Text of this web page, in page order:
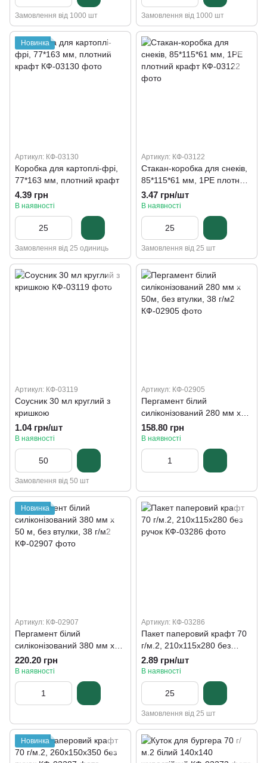
Замовлення від 1000 шт Замовлення від 1000 шт
Новинка
Артикул: КФ-03130
Коробка для картоплі-фрі,
77*163 мм, плотний крафт
4.39 грн
В наявності
Замовлення від 25 одиниць
Артикул: КФ-03122
Стакан-коробка для снеків,
85*115*61 мм, 1PE плотний
крафт
3.47 грн/шт
В наявності
Замовлення від 25 шт
Артикул: КФ-03119
Соусник 30 мл круглий з
кришкою
1.04 грн/шт
В наявності
Замовлення від 50 шт
Артикул: КФ-02905
Пергамент білий
силіконізований 280 мм х
50м, без втулки, 38 г/м2
158.80 грн
В наявності
Новинка
Артикул: КФ-02907
Пергамент білий
силіконізований 380 мм х
50 м, без втулки, 38 г/м2
220.20 грн
В наявності
Артикул: КФ-03286
Пакет паперовий крафт 70
г/м.2, 210х115х280 без
ручок
2.89 грн/шт
В наявності
Замовлення від 25 шт
Новинка